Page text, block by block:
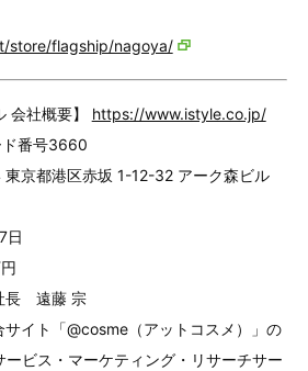
store/flagship/nagoya/
会社概要】
https://www.istyle.co.jp/
ド番号3660
京都港区赤坂 1-12-32 アーク森ビル
日
長 遠藤 宗
イト「@cosme（アットコスメ）」の
ビス・マーケティング・リサーチサー